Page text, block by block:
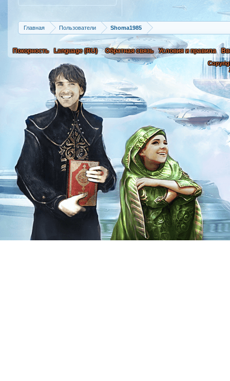
Главная Пользователи Shoma1985
Покорность Language (RU) Обратная связь Условия и правила